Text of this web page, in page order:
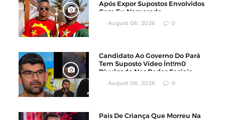
Após Expor Supostos Envolvidos
Com Ex-Namorado
August 06, 2026 0
Candidato Ao Governo Do Pará
Tem Suposto Vídeo Ínt!m0
Divulgado Nas Redes Sociais
August 06, 2026 0
Pais De Criança Que Morreu Na